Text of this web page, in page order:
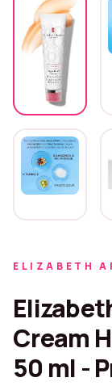
ELIZABETH
Cream
50 ml -